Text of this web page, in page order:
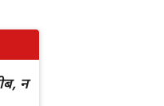
न